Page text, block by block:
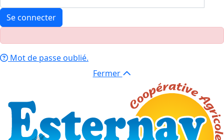
Se connecter
Mot de passe oublié.
Fermer